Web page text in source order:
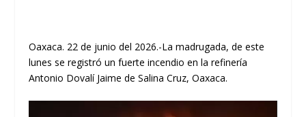
Oaxaca. 22 de junio del 2026.-La madrugada, de este
lunes se registró un fuerte incendio en la refinería
Antonio Dovalí Jaime de Salina Cruz, Oaxaca.